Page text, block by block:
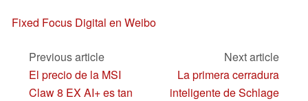
Fixed Focus Digital en Weibo
Previous article
El precio de la MSI
Claw 8 EX AI+ es tan
Next article
La primera cerradura
inteligente de Schlage